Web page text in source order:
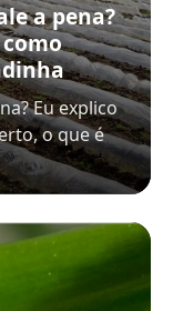
a pena?
Eu explico
o que é